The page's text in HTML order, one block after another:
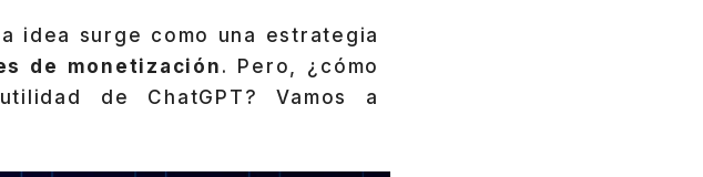
idea surge como una estrategia
de monetización. Pero, ¿cómo
de ChatGPT? Vamos a